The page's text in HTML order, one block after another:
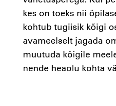
kes on toeks nii
kohtub tugiisik kõigi
avameelselt jagada
muutuda kõigile
nende heaolu kohta